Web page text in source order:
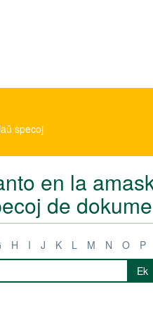
specoj
en la
de
H I J K L M N O P
Ek